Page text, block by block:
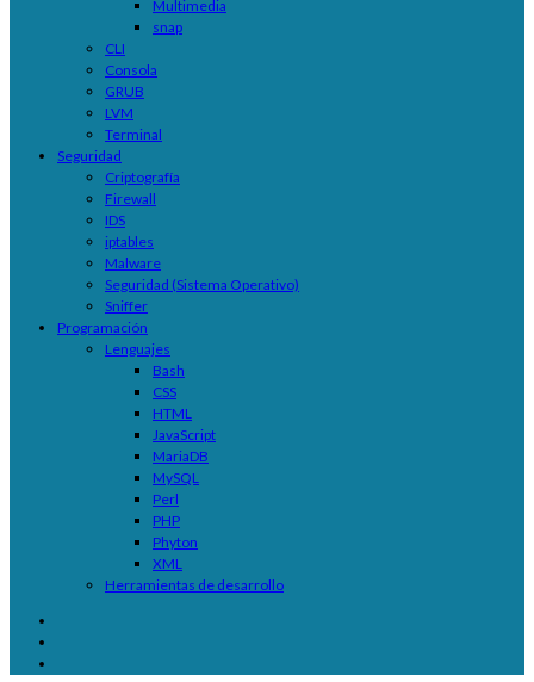
Multimedia
snap
CLI
Consola
GRUB
LVM
Terminal
Seguridad
Criptografía
Firewall
IDS
iptables
Malware
Seguridad (Sistema Operativo)
Sniffer
Programación
Lenguajes
Bash
CSS
HTML
JavaScript
MariaDB
MySQL
Perl
PHP
Phyton
XML
Herramientas de desarrollo